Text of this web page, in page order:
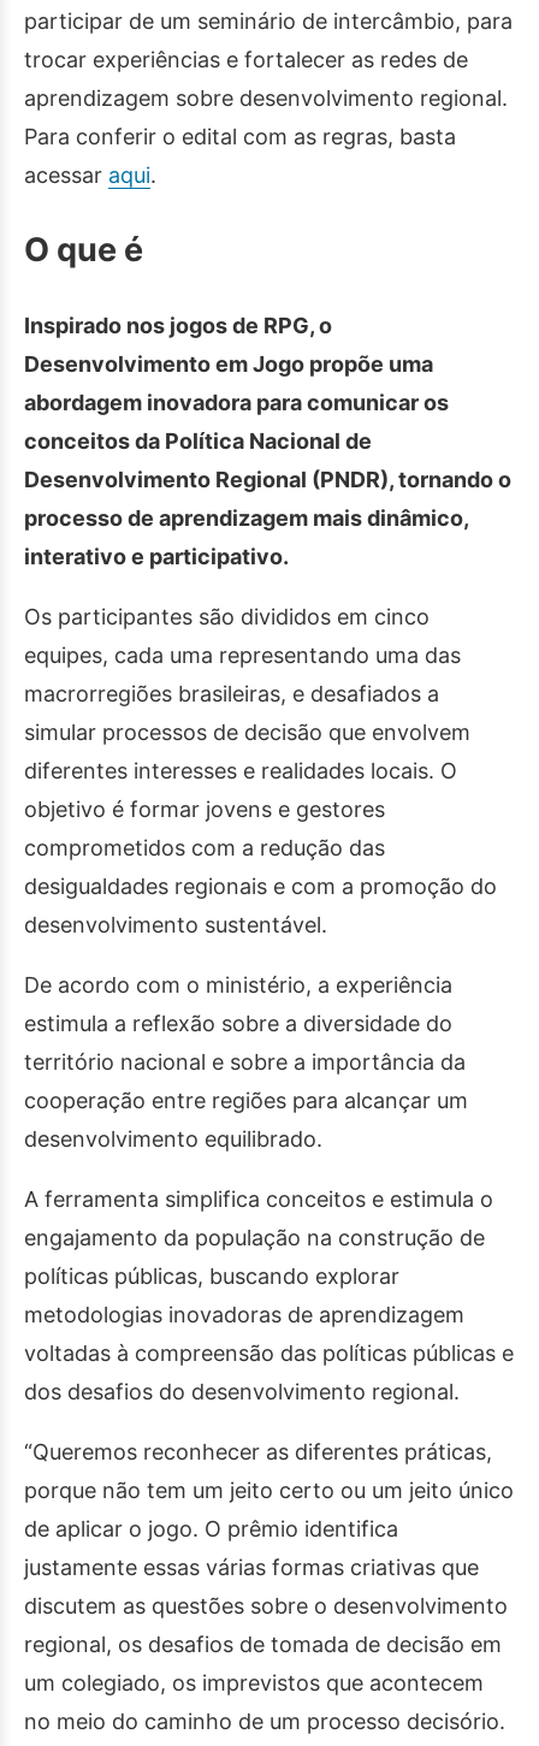
participar de um seminário de intercâmbio, para
trocar experiências e fortalecer as redes de
aprendizagem sobre desenvolvimento regional.
Para conferir o edital com as regras, basta
acessar aqui.
O que é
Inspirado nos jogos de RPG, o
Desenvolvimento em Jogo propõe uma
abordagem inovadora para comunicar os
conceitos da Política Nacional de
Desenvolvimento Regional (PNDR), tornando o
processo de aprendizagem mais dinâmico,
interativo e participativo.
Os participantes são divididos em cinco
equipes, cada uma representando uma das
macrorregiões brasileiras, e desafiados a
simular processos de decisão que envolvem
diferentes interesses e realidades locais. O
objetivo é formar jovens e gestores
comprometidos com a redução das
desigualdades regionais e com a promoção do
desenvolvimento sustentável.
De acordo com o ministério, a experiência
estimula a reflexão sobre a diversidade do
território nacional e sobre a importância da
cooperação entre regiões para alcançar um
desenvolvimento equilibrado.
A ferramenta simplifica conceitos e estimula o
engajamento da população na construção de
políticas públicas, buscando explorar
metodologias inovadoras de aprendizagem
voltadas à compreensão das políticas públicas e
dos desafios do desenvolvimento regional.
“Queremos reconhecer as diferentes práticas,
porque não tem um jeito certo ou um jeito único
de aplicar o jogo. O prêmio identifica
justamente essas várias formas criativas que
discutem as questões sobre o desenvolvimento
regional, os desafios de tomada de decisão em
um colegiado, os imprevistos que acontecem
no meio do caminho de um processo decisório.